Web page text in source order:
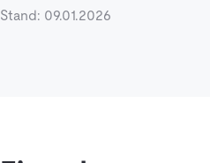
Stand: 09.01.2026